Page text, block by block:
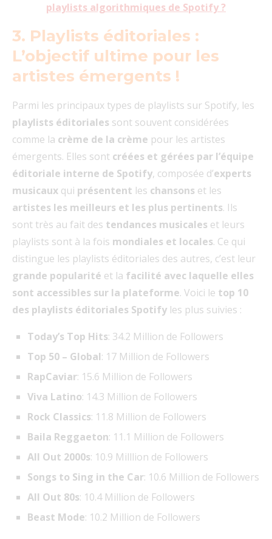
playlists algorithmiques de Spotify ?
3. Playlists éditoriales :
L’objectif ultime pour les
artistes émergents !
Parmi les principaux types de playlists sur Spotify, les
playlists éditoriales sont souvent considérées
comme la crème de la crème pour les artistes
émergents. Elles sont créées et gérées par l’équipe
éditoriale interne de Spotify, composée d’experts
musicaux qui présentent les chansons et les
artistes les meilleurs et les plus pertinents. Ils
sont très au fait des tendances musicales et leurs
playlists sont à la fois mondiales et locales. Ce qui
distingue les playlists éditoriales des autres, c’est leur
grande popularité et la facilité avec laquelle elles
sont accessibles sur la plateforme. Voici le top 10
des playlists éditoriales Spotify les plus suivies :
Today’s Top Hits: 34.2 Million de Followers
Top 50 – Global: 17 Million de Followers
RapCaviar: 15.6 Million de Followers
Viva Latino: 14.3 Million de Followers
Rock Classics: 11.8 Million de Followers
Baila Reggaeton: 11.1 Million de Followers
All Out 2000s: 10.9 Milllion de Followers
Songs to Sing in the Car: 10.6 Million de Followers
All Out 80s: 10.4 Million de Followers
Beast Mode: 10.2 Million de Followers